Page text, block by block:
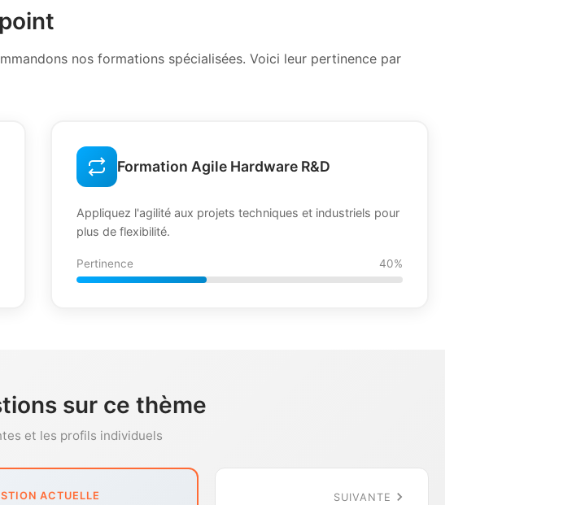
nos formations spécialisées. Voici leur pertinence par
Formation Agile Hardware R&D
Appliquez l'agilité aux projets techniques et industriels pour
plus de flexibilité.
Pertinence 40%
sur ce thème
et les profils individuels
ACTUELLE SUIVANTE